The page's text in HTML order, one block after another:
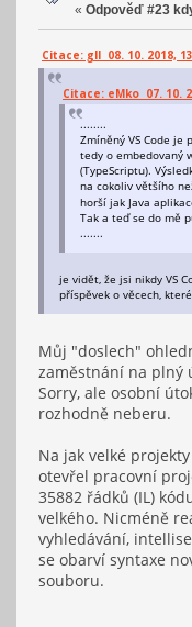
« Odpověď #23
Citace: gll 08. 10. 2018,
Citace: eMko 07. 10.
........
Zmíněný VS Code je
tedy o embedovaný
(TypeScriptu).
na cokoliv většího
horší jak Java
Tak a teď se do mě
.......
je vidět, že jsi nikdy VS
příspěvek o věcech,
Můj "doslech"
zaměstnání na plný
Sorry, ale osobní
rozhodně neberu.
Na jak velké
otevřel pracovní
35882 řádků (IL)
velkého. Nicméně
vyhledávání,
se obarví syntaxe
souboru.